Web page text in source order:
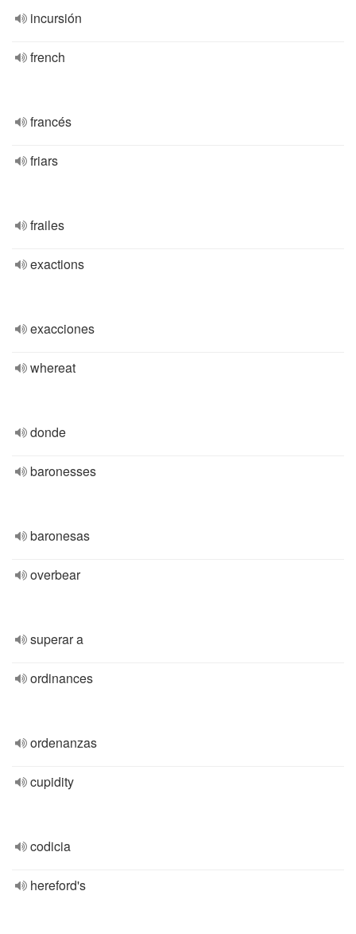
incursión
french
francés
friars
frailes
exactions
exacciones
whereat
donde
baronesses
baronesas
overbear
superar a
ordinances
ordenanzas
cupidity
codicia
hereford's